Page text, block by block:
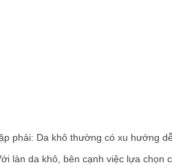
phải: Da khô thường có xu hướng
làn da khô, bên cạnh việc lựa